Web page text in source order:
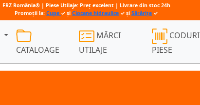
FRZ România® | Piese Utilaje: Preț excelent | Livrare din stoc 24h
Promoții la: Cupe ✓ și Ciocane hidraulice ✓ și Sărărițe ✓
CATALOAGE
MĂRCI
UTILAJE
CODURI
PIESE